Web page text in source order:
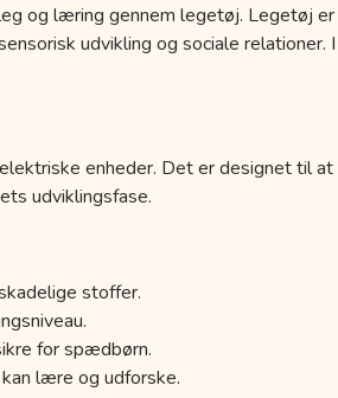
og læring gennem legetøj. Legetøj
udvikling og sociale relationer.
enheder. Det er designet til
udviklingsfase.
stoffer.
for spædbørn.
lære og udforske.